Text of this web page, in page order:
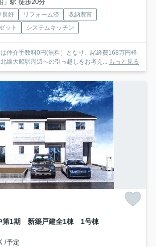
」駅 徒歩20分
良好 リフォーム済
収納豊富
ット
システムキッチン
仲介手数料0円(無料）となり、諸経費168万円軽
線大船駅周辺への引っ越しをお考え... もっと見る
第1期 新築戸建全1棟 1号棟
/予定